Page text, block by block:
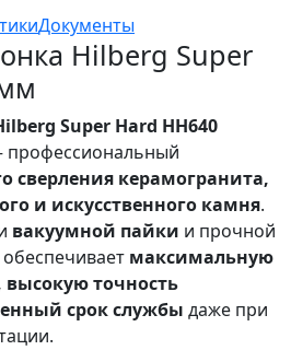
Документы
Hilberg Super
Super Hard HH640
сверления керамогранита,
и искусственного камня.
вакуумной пайки и прочной
максимальную
высокую точность
срок службы даже при